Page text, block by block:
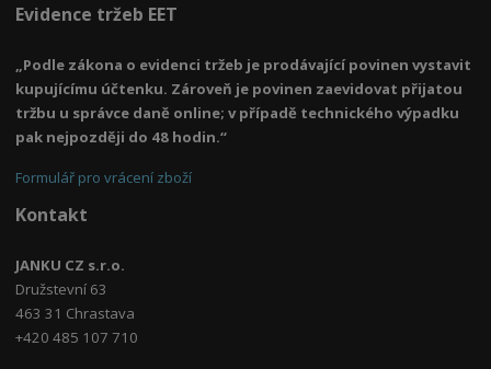
Evidence tržeb EET
„Podle zákona o evidenci tržeb je prodávající povinen vystavit
kupujícímu účtenku. Zároveň je povinen zaevidovat přijatou
tržbu u správce daně online; v případě technického výpadku
pak nejpozději do 48 hodin.“
Formulář pro vrácení zboží
Kontakt
JANKU CZ s.r.o.
Družstevní 63
463 31 Chrastava
+420 485 107 710